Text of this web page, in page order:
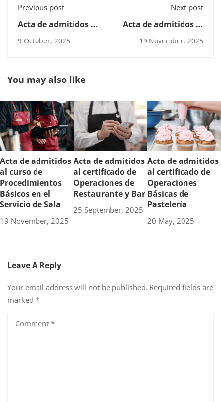
Previous post
Acta de admitidos al
Operaciones de
9 October, 2025
Next post
Acta de admitidos al
Procedimientos
19 November, 2025
You may also like
Acta de admitidos
al curso de
Procedimientos
Básicos en el
Servicio de Sala
19 November, 2025
Acta de admitidos
al certificado de
Operaciones de
Restaurante y Bar
25 September, 2025
Acta de admitidos
al certificado de
Operaciones
Básicas de
Pastelería
20 May, 2025
Leave A Reply
Your email address will not be published. Required fields are
marked *